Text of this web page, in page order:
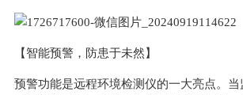
【智能预警，防患于未然】
预警功能是远程环境检测仪的一大亮点。当